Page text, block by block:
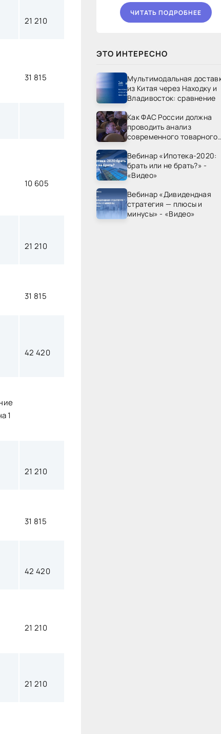
21 210
31 815
10 605
21 210
31 815
42 420
1
21 210
31 815
42 420
21 210
21 210
ЧИТАТЬ ПОДРОБНЕЕ
ЭТО ИНТЕРЕСНО
Мультимодальная
из Китая через Находку и
Владивосток: сравнение
Как ФАС России должна
проводить анализ
современного товарного
России»
Вебинар «Ипотека-2020:
брать или не брать?» -
«Видео»
Вебинар «Дивидендная
стратегия — плюсы и
минусы» - «Видео»